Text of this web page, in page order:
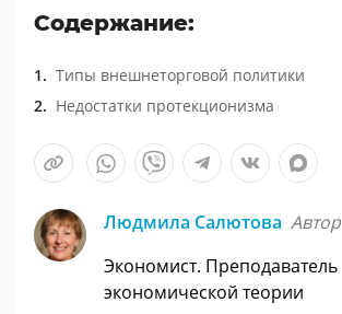
Содержание:
Типы внешнеторговой политики
Недостатки протекционизма
Людмила Салютова Автор
Экономист. Преподаватель
экономической теории